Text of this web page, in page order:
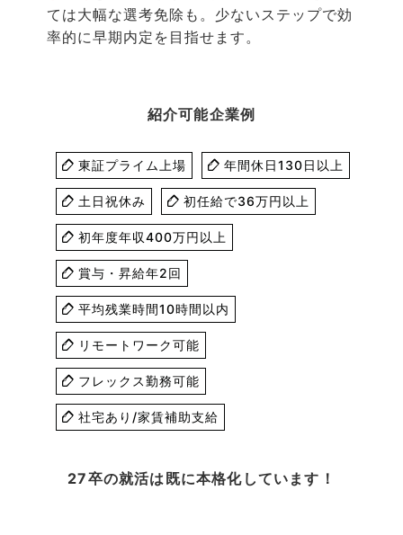
ては大幅な選考免除も。少ないステップで効
率的に早期内定を目指せます。
紹介可能企業例
東証プライム上場 年間休日130日以上
土日祝休み 初任給で36万円以上
初年度年収400万円以上
賞与・昇給年2回
平均残業時間10時間以内
リモートワーク可能
フレックス勤務可能
社宅あり/家賃補助支給
27卒の就活は既に本格化しています！